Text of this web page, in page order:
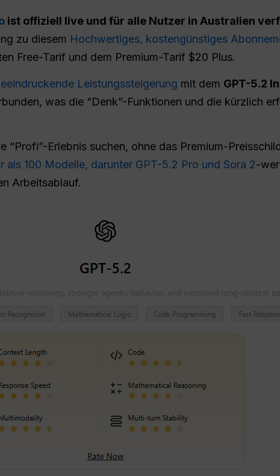
ist offiziell live und für alle Nutzer in Australien
zu diesem Hochwertiges, kostengünstiges
Free-Tarif und dem Premium-Tarif $20 Plus.
Leistungssteigerung mit dem GPT-5.2
was die “Denk”-Funktionen und die kürzlich
“Profi”-Erlebnis suchen, ohne das Premium-
als 100 Modelle, darunter GPT-5.2 Pro und Sora 2-
Arbeitsablauf.